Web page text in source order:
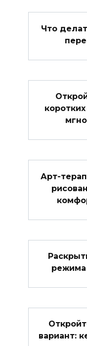
Что
Арт-
режима
вариант: